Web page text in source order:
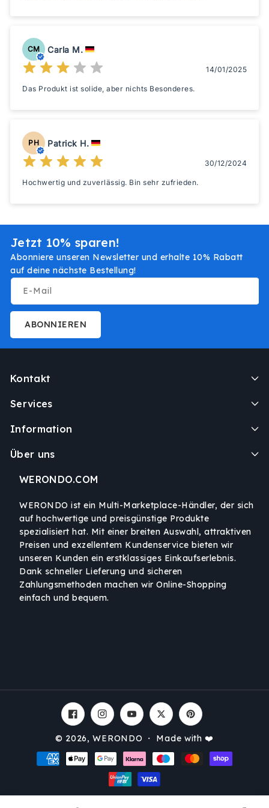
CM Carla M.
14/01/2025
Das Produkt ist solide, aber nichts Besonderes.
PH Patrick H.
30/12/2024
Hochwertig und zuverlässig. Bin sehr zufrieden.
Jetzt 10% sparen!
Abonniere unseren Newsletter und erhalte 10% Rabatt
auf deine nächste Bestellung!
E-Mail
ABONNIEREN
Kontakt
Services
Information
Über uns
WERONDO.COM
WERONDO ist ein Multi-Marketplace-Händler, der sich
auf hochwertige und preisgünstige Produkte
spezialisiert hat. Mit einer breiten Auswahl, attraktiven
Preisen und exzellentem Kundenservice bieten wir
unseren Kunden ein erstklassiges Einkaufserlebnis.
Dank schneller Lieferung und sicheren
Zahlungsmethoden machen wir Online-Shopping
einfach und bequem.
FacebookInstagramYouTubeTwitter Pinterest
© 2026,WERONDO
・ Made with ❤️
Zahlungsmethoden